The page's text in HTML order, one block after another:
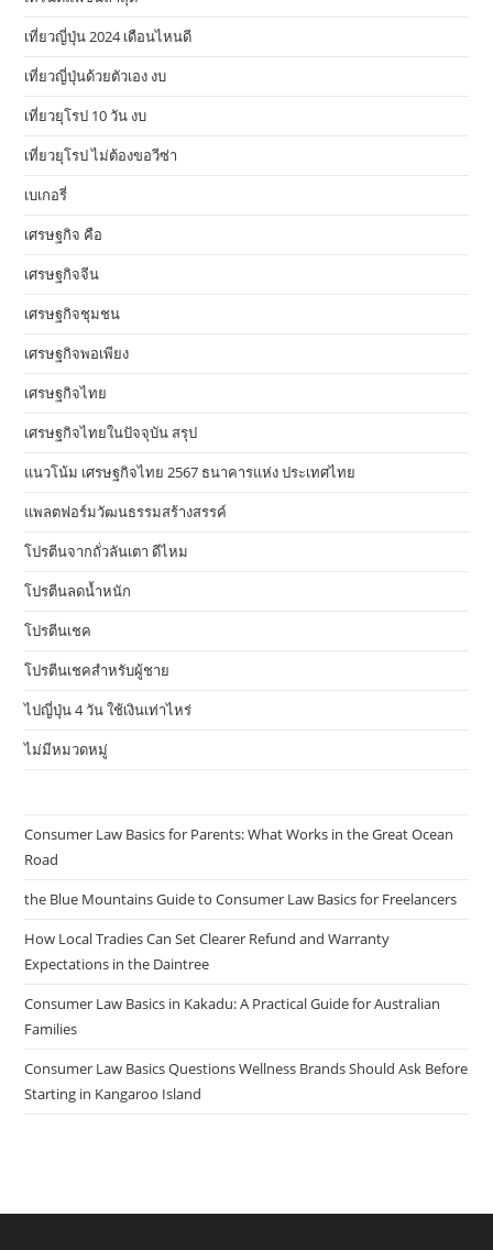
เที่ยวญี่ปุ่น 2024 เดือนไหนดี
เที่ยวญี่ปุ่นด้วยตัวเอง งบ
เที่ยวยุโรป 10 วัน งบ
เที่ยวยุโรป ไม่ต้องขอวีซ่า
เบเกอรี่
เศรษฐกิจ คือ
เศรษฐกิจจีน
เศรษฐกิจชุมชน
เศรษฐกิจพอเพียง
เศรษฐกิจไทย
เศรษฐกิจไทยในปัจจุบัน สรุป
แนวโน้ม เศรษฐกิจไทย 2567 ธนาคารแห่ง ประเทศไทย
แพลตฟอร์มวัฒนธรรมสร้างสรรค์
โปรตีนจากถั่วลันเตา ดีไหม
โปรตีนลดน้ำหนัก
โปรตีนเชค
โปรตีนเชคสำหรับผู้ชาย
ไปญี่ปุ่น 4 วัน ใช้เงินเท่าไหร่
ไม่มีหมวดหมู่
Consumer Law Basics for Parents: What Works in the Great Ocean
Road
the Blue Mountains Guide to Consumer Law Basics for Freelancers
How Local Tradies Can Set Clearer Refund and Warranty
Expectations in the Daintree
Consumer Law Basics in Kakadu: A Practical Guide for Australian
Families
Consumer Law Basics Questions Wellness Brands Should Ask Before
Starting in Kangaroo Island